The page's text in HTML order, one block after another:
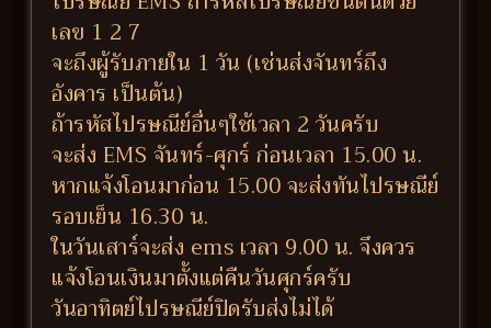
เลข 1 2 7
จะถึงผู้รับภายใน 1 วัน (เช่นส่งจันทร์ถึง
อังคาร เป็นต้น)
ถ้ารหัสไปรษณีย์อื่นๆใช้เวลา 2 วันครับ
จะส่ง EMS จันทร์-ศุกร์ ก่อนเวลา 15.00 น.
หากแจ้งโอนมาก่อน 15.00 จะส่งทันไปรษณีย์
รอบเย็น 16.30 น.
ในวันเสาร์จะส่ง ems เวลา 9.00 น. จึงควร
แจ้งโอนเงินมาตั้งแต่คืนวันศุกร์ครับ
วันอาทิตย์ไปรษณีย์ปิดรับส่งไม่ได้